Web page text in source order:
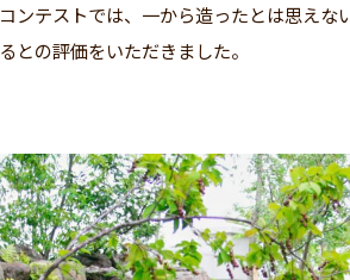
コンテストでは、一から造ったとは思え
るとの評価をいただきました。